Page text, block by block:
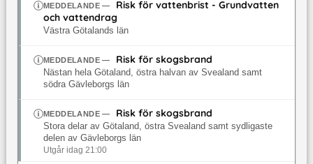
MEDDELANDE—
Risk för vattenbrist - Grundvatten
och vattendrag
Västra Götalands län
MEDDELANDE— Risk för skogsbrand
Nästan hela Götaland, östra halvan av Svealand samt
södra Gävleborgs län
MEDDELANDE— Risk för skogsbrand
Stora delar av Götaland, östra Svealand samt sydligaste
delen av Gävleborgs län
Utgår idag 21:00